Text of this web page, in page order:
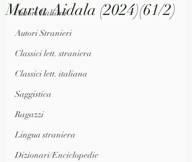
Autori Italiani
Autori Stranieri
Classici lett. straniera
Classici lett. italiana
Saggistica
Ragazzi
Lingua straniera
Dizionari/Enciclopedie
Marta Aidala (2024)(61/2)